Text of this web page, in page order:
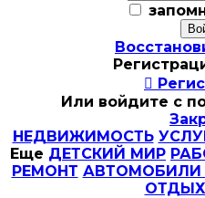

Или войдите с
НЕДВИЖИМОСТЬ
Еще ДЕТСКИЙ МИР
РЕМОНТ